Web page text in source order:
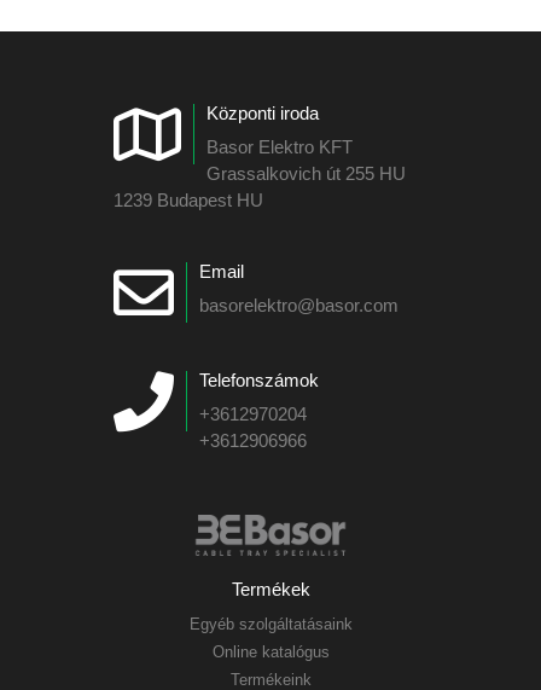
Központi iroda
Basor Elektro KFT
Grassalkovich út 255 HU
1239 Budapest HU
Email
basorelektro@basor.com
Telefonszámok
+3612970204
+3612906966
Termékek
Egyéb szolgáltatásaink
Online katalógus
Termékeink